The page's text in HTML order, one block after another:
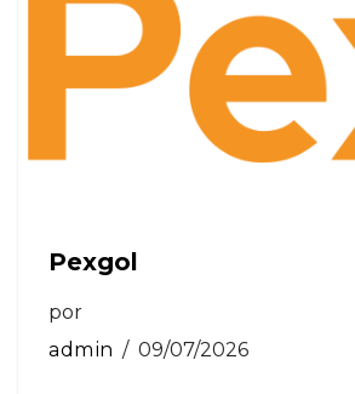
Pexgol
por
admin
09/07/2026